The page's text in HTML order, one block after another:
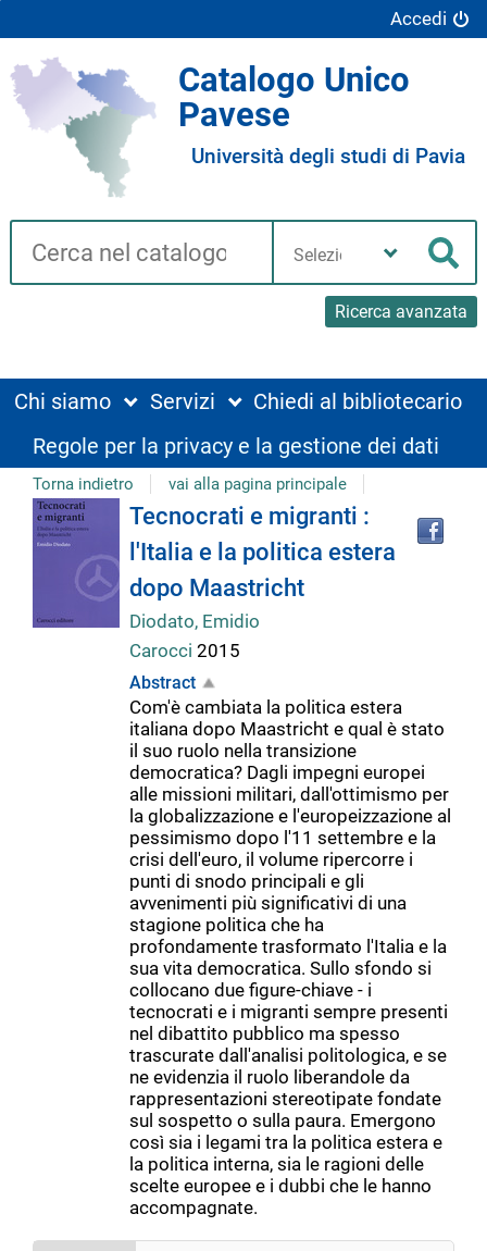
Accedi
Catalogo Unico
Pavese
Università degli studi di Pavia
Cerca su "Catalogo"
Ricerca avanzata
biblioteca
Chi siamo Servizi
Chiedi al bibliotecario
Regole per la privacy e la gestione dei dati
Torna indietro vai alla pagina principale
Dettaglio
del
documento
Tecnocrati e migranti :
l'Italia e la politica estera
dopo Maastricht
Diodato, Emidio
Carocci 2015
Abstract
Com'è cambiata la politica estera
italiana dopo Maastricht e qual è stato
il suo ruolo nella transizione
democratica? Dagli impegni europei
alle missioni militari, dall'ottimismo per
la globalizzazione e l'europeizzazione al
pessimismo dopo l'11 settembre e la
crisi dell'euro, il volume ripercorre i
punti di snodo principali e gli
avvenimenti più significativi di una
stagione politica che ha
profondamente trasformato l'Italia e la
sua vita democratica. Sullo sfondo si
collocano due figure-chiave - i
tecnocrati e i migranti sempre presenti
nel dibattito pubblico ma spesso
trascurate dall'analisi politologica, e se
ne evidenzia il ruolo liberandole da
rappresentazioni stereotipate fondate
sul sospetto o sulla paura. Emergono
così sia i legami tra la politica estera e
la politica interna, sia le ragioni delle
scelte europee e i dubbi che le hanno
accompagnate.